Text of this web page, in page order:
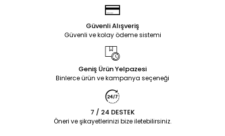
Güvenli Alışveriş
Güvenli ve kolay ödeme sistemi
Geniş Ürün Yelpazesi
Binlerce ürün ve kampanya seçeneği
7 / 24 DESTEK
Öneri ve şikayetlerinizi bize iletebilirsiniz.